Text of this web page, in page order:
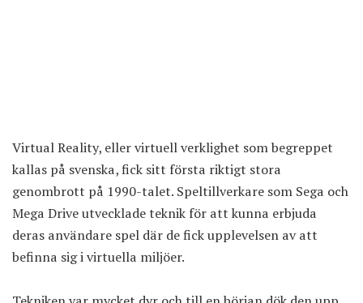
Virtual Reality, eller virtuell verklighet som begreppet
kallas på svenska, fick sitt första riktigt stora
genombrott på 1990-talet. Speltillverkare som Sega och
Mega Drive utvecklade teknik för att kunna erbjuda
deras användare spel där de fick upplevelsen av att
befinna sig i virtuella miljöer.